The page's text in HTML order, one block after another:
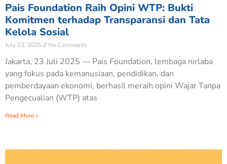
Pais Foundation Raih Opini WTP: Bukti
Komitmen terhadap Transparansi dan Tata
Kelola Sosial
July 23, 2025 No Comments
Jakarta, 23 Juli 2025 — Pais Foundation, lembaga nirlaba
yang fokus pada kemanusiaan, pendidikan, dan
pemberdayaan ekonomi, berhasil meraih opini Wajar Tanpa
Pengecualian (WTP) atas
Read More »